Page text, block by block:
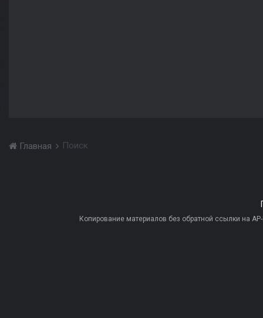
Главная Поиск
Копирование материалов без обратной ссылки на